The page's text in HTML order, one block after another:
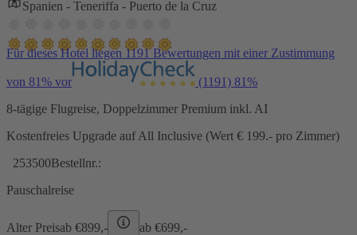
Spanien - Teneriffa - Puerto de la Cruz
Für dieses Hotel liegen 1191 Bewertungen mit einer Zustimmung
von 81% vor (1191) 81%
8-tägige Flugreise, Doppelzimmer Premium inkl. AI
Kostenfreies Upgrade auf All Inclusive (Wert € 199.- pro Zimmer)
253500Bestellnr.:
Pauschalreise
Alter Preisab €899,- ab €699,-